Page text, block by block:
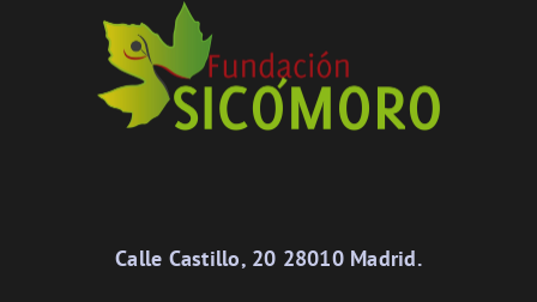
Calle Castillo, 20 28010 Madrid.